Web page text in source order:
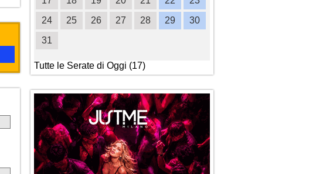
24
25 26 27 28 29
30
31
Tutte le Serate di Oggi (17)